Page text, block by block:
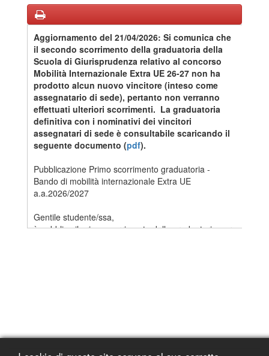
Aggiornamento del 21/04/2026: Si comunica che
il secondo scorrimento della graduatoria della
Scuola di Giurisprudenza relativo al concorso
Mobilità Internazionale Extra UE 26-27 non ha
prodotto alcun nuovo vincitore (inteso come
assegnatario di sede), pertanto non verranno
effettuati ulteriori scorrimenti. La graduatoria
definitiva con i nominativi dei vincitori
assegnatari di sede è consultabile scaricando il
seguente documento (pdf).
Pubblicazione Primo scorrimento graduatoria -
Bando di mobilità internazionale Extra UE
a.a.2026/2027
Gentile studente/ssa,
è pubblico il primo scorrimento della graduatoria per
procedure per l’accettazione prima di accettare